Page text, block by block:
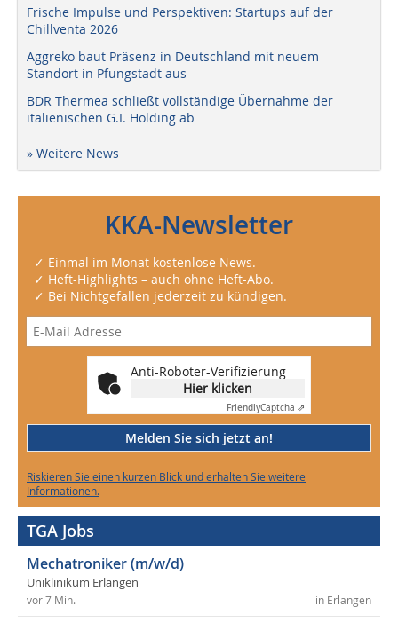
Frische Impulse und Perspektiven: Startups auf der
Chillventa 2026
Aggreko baut Präsenz in Deutschland mit neuem
Standort in Pfungstadt aus
BDR Thermea schließt vollständige Übernahme der
italienischen G.I. Holding ab
» Weitere News
KKA-Newsletter
✓ Einmal im Monat kostenlose News.
✓ Heft-Highlights – auch ohne Heft-Abo.
✓ Bei Nichtgefallen jederzeit zu kündigen.
Anti-Roboter-Verifizierung
Hier klicken
FriendlyCaptcha ⇗
Melden Sie sich jetzt an!
Riskieren Sie einen kurzen Blick und erhalten Sie weitere
Informationen.
TGA Jobs
Mechatroniker (m/w/d)
Uniklinikum Erlangen
in Erlangen
vor 7 Min.